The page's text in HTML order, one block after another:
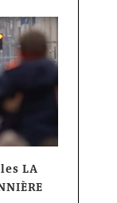
LA